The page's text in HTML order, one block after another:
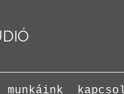
munkáink